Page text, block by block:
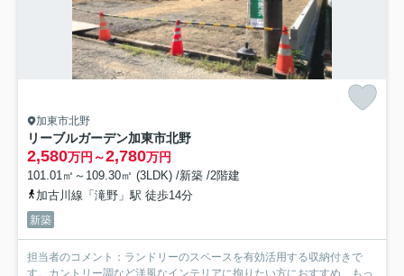
加東市北野
リーブルガーデン加東市北野
2,580万円～2,780万円
101.01㎡～109.30㎡ (3LDK) /新築 /2階建
加古川線「滝野」駅 徒歩14分
新築
担当者のコメント：ランドリーのスペースを有効活用する収納付きで
す。カントリー調など洋風なインテリアに拘りたい方におすすめ... もっ